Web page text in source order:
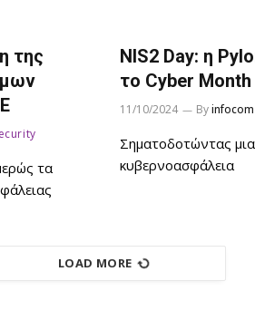
της
τα
NIS2 Day: η
το Cyber Month
11/10/2024 Byinfocom
Σηματοδοτώντας
κυβερνοασφάλεια
LOAD MORE